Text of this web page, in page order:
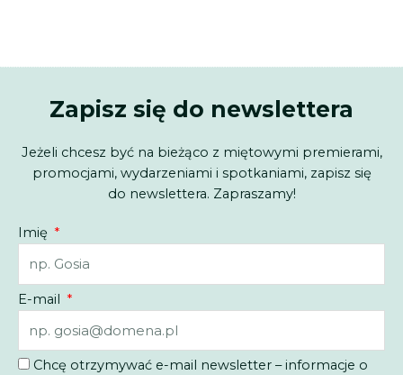
Zapisz się do newslettera
Jeżeli chcesz być na bieżąco z miętowymi premierami,
promocjami, wydarzeniami i spotkaniami, zapisz się
do newslettera. Zapraszamy!
Imię
E-mail
Chcę otrzymywać e-mail newsletter – informacje o